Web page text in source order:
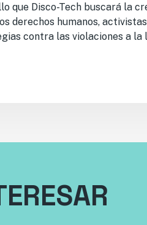
que Disco-Tech buscará la
derechos humanos,
contra las violaciones a la